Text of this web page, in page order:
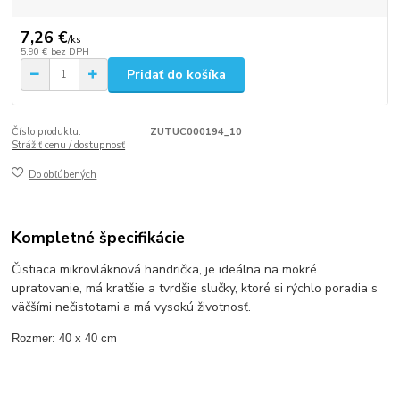
7,26 €/ks
5,90 € bez DPH
Pridať do košíka
Číslo produktu:
ZUTUC000194_10
Strážiť cenu / dostupnosť
Do obľúbených
Kompletné špecifikácie
​Čistiaca mikrovláknová handrička, je ideálna na mokré
upratovanie, má kratšie a tvrdšie slučky, ktoré si rýchlo poradia s
väčšími nečistotami a má vysokú životnosť.
Rozmer: 40 x 40 cm